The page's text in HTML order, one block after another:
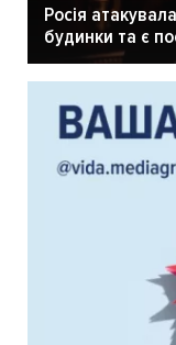
Росія
будинки та є